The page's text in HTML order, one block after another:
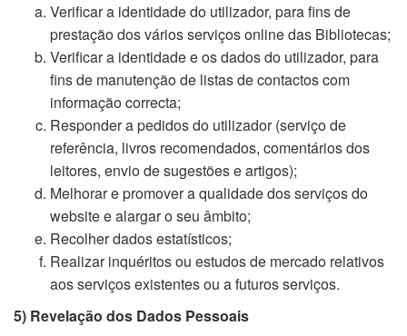
Verificar a identidade do utilizador, para fins de
prestação dos vários serviços online das Bibliotecas;
Verificar a identidade e os dados do utilizador, para
fins de manutenção de listas de contactos com
informação correcta;
Responder a pedidos do utilizador (serviço de
referência, livros recomendados, comentários dos
leitores, envio de sugestões e artigos);
Melhorar e promover a qualidade dos serviços do
website e alargar o seu âmbito;
Recolher dados estatísticos;
Realizar inquéritos ou estudos de mercado relativos
aos serviços existentes ou a futuros serviços.
5) Revelação dos Dados Pessoais